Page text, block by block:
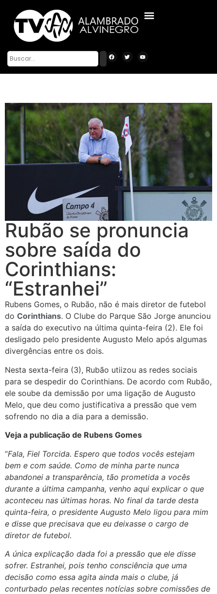
Rubão se pronuncia
sobre saída do
Corinthians:
“Estranhei”
Rubens Gomes, o Rubão, não é mais diretor de futebol
do Corinthians. O Clube do Parque São Jorge anunciou
a saída do executivo na última quinta-feira (2). Ele foi
desligado pelo presidente Augusto Melo após algumas
divergências entre os dois.
Nesta sexta-feira (3), Rubão utiizou as redes sociais
para se despedir do Corinthians. De acordo com Rubão,
ele soube da demissão por uma ligação de Augusto
Melo, que deu como justificativa a pressão que vem
sofrendo no dia a dia para a demissão.
Veja a publicação de Rubens Gomes
“Fala, Fiel Torcida. Espero que todos vocês estejam
bem e com saúde. Como de minha parte nunca
abandonei a transparência, tão prometida a vocês
durante a última campanha, venho aqui explicar o que
aconteceu nas últimas horas. No final da tarde desta
quinta-feira, o presidente Augusto Melo ligou para mim
e disse que precisava que eu deixasse o cargo de
diretor de futebol.
A única explicação dada foi a pressão que ele disse
sofrer. Estranhei, pois tenho consciência que uma
decisão como essa agita ainda mais o clube, já
conturbado pelas recentes notícias sobre comissões de